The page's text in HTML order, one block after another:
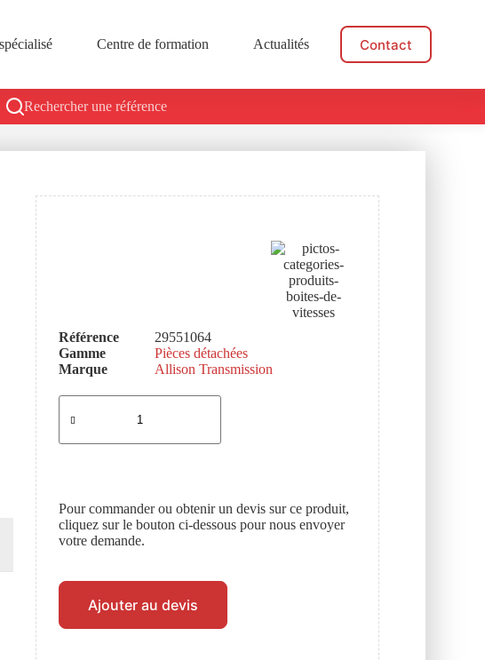
Centre de formation Actualités Contact
Rechercher une référence
Référence
29551064
Gamme
Pièces détachées
Marque
Allison Transmission
Pour commander ou obtenir un devis sur ce produit,
cliquez sur le bouton ci-dessous pour nous envoyer
votre demande.
Ajouter au devis